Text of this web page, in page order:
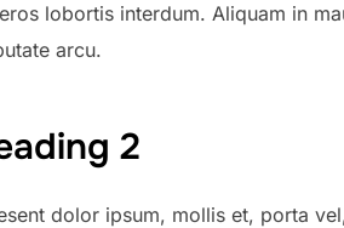
lobortis interdum. Aliquam in
arcu.
2
dolor ipsum, mollis et, porta